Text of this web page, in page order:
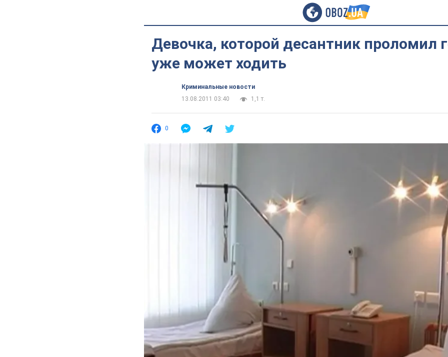
Девочка, которой десантник проломил
уже может ходить
Криминальные новости
13.08.2011 03:40
1,1 т.
0